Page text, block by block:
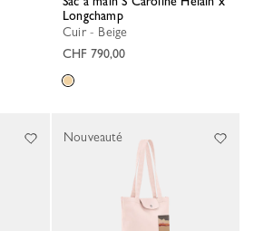
Longchamp
Cuir - Beige
CHF 790,00
Nouveauté